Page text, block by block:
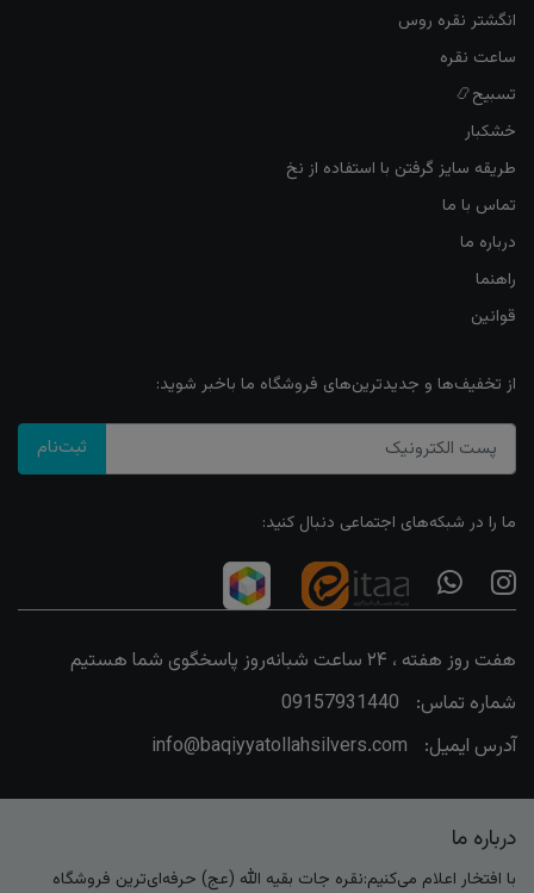
انگشتر نقره روس
ساعت نقره
تسبیح📿
خشکبار
طریقه سایز گرفتن با استفاده از نخ
تماس با ما
درباره ما
راهنما
قوانین
از تخفیف‌ها و جدیدترین‌های فروشگاه ما باخبر شوید:
ثبت‌نام
ما را در شبکه‌های اجتماعی دنبال کنید:
هفت روز هفته ، ۲۴ ساعت شبانه‌روز پاسخگوی شما هستیم
شماره تماس:
09157931440
آدرس ایمیل:
info@baqiyyatollahsilvers.com
درباره ما
با افتخار اعلام می‌کنیم:نقره جات بقیه الله (عج) حرفه‌ای‌ترین فروشگاه